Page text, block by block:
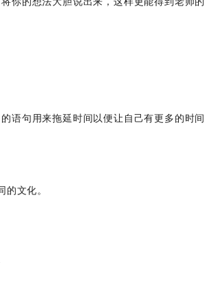
语句用来拖延时间以便让自己有更多的时间
文化。